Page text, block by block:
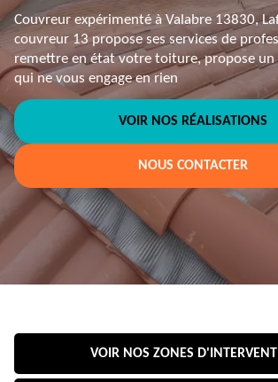
Couvreur expérimenté à Valabre 13830,
couvreur 13 propose ses services de
remettre en état votre toiture, propose
qui ne vous engage en rien
VOIR NOS RÉALISATIONS
NOUS CONTACTER
VOIR NOS ZONES